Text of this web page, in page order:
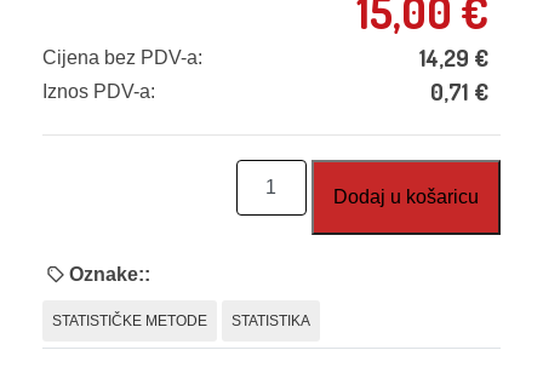
15,00 €
Cijena bez PDV-a: 14,29 €
Iznos PDV-a: 0,71 €
Dodaj u košaricu
Oznake::
STATISTIČKE METODE STATISTIKA